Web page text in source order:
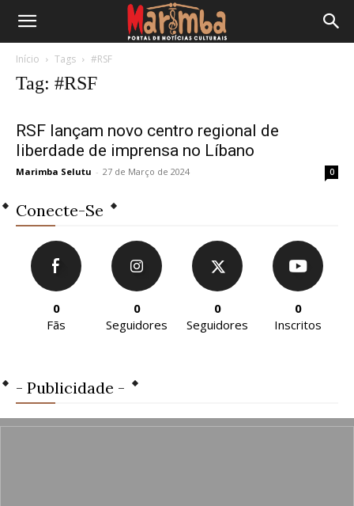
Início Tags #RSF
Tag: #RSF
RSF lançam novo centro regional de
liberdade de imprensa no Líbano
Marimba Selutu - 27 de Março de 2024 0
Conecte-Se
0
Fãs
0
Seguidores
0
Seguidores
0
Inscritos
- Publicidade -